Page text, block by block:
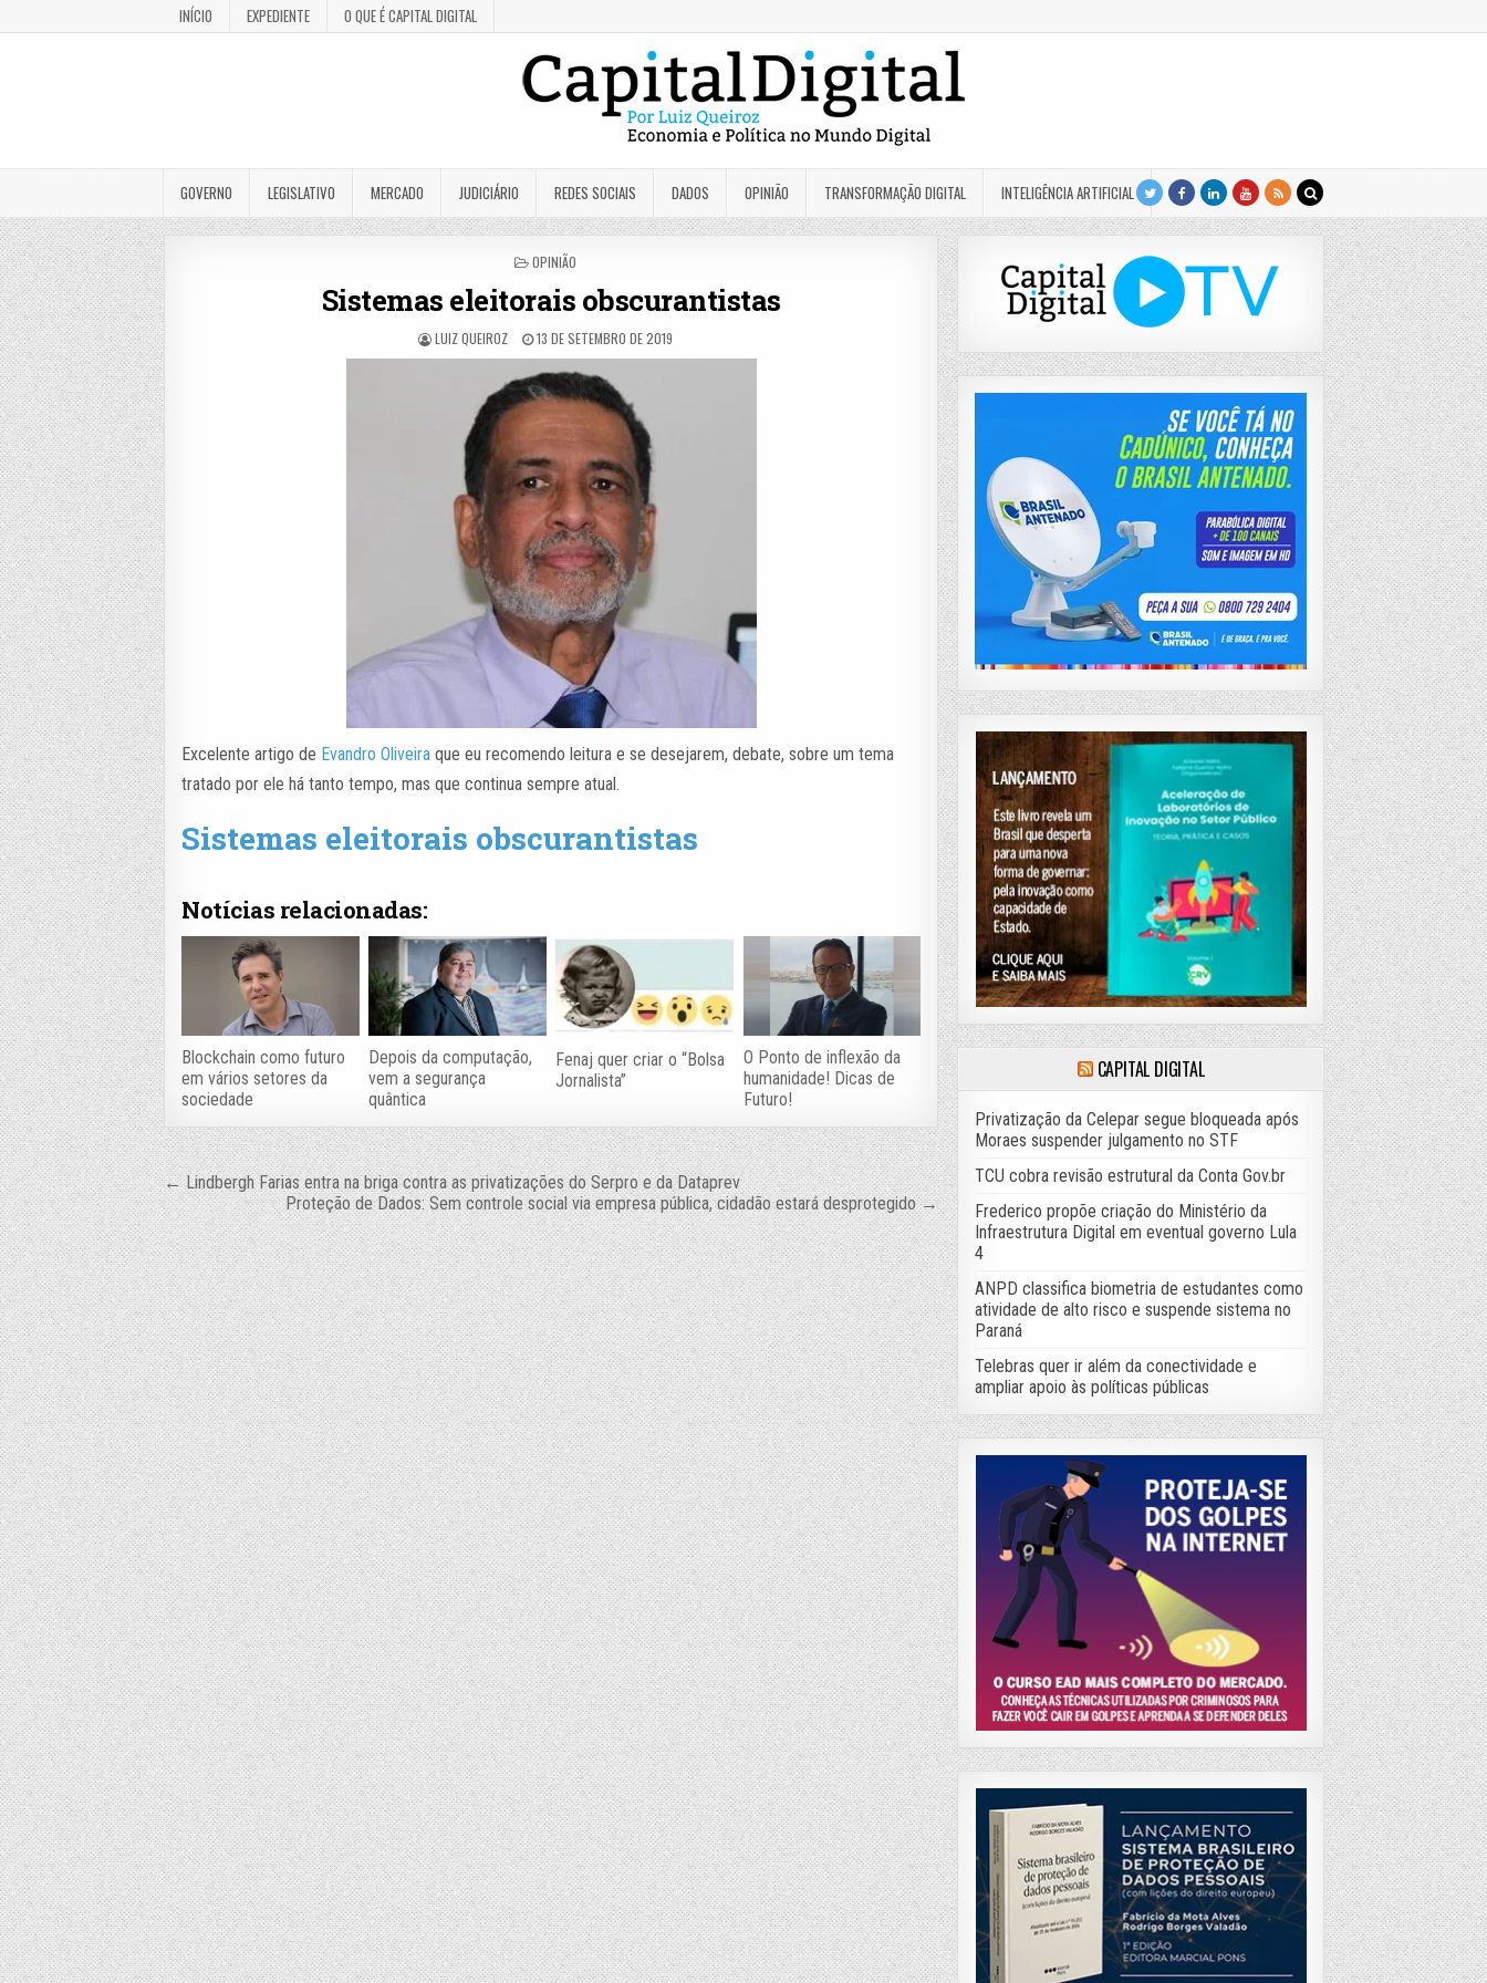
INÍCIO EXPEDIENTE O QUE É CAPITAL DIGITAL
GOVERNO LEGISLATIVO MERCADO JUDICIÁRIO REDES SOCIAIS DADOS OPINIÃO TRANSFORMAÇÃO DIGITAL INTELIGÊNCIA ARTIFICIAL
POSTED
OPINIÃO
Sistemas eleitorais obscurantistas
LUIZ QUEIROZ 13 DE SETEMBRO DE 2019
Excelente artigo de Evandro Oliveira que eu recomendo leitura e se desejarem, debate, sobre um tema
tratado por ele há tanto tempo, mas que continua sempre atual.
Sistemas eleitorais obscurantistas
Notícias relacionadas:
Blockchain como futuro
em vários setores da
sociedade
Depois da computação,
vem a segurança
quântica
Fenaj quer criar o “Bolsa
Jornalista”
O Ponto de inflexão da
humanidade! Dicas de
Futuro!
Navegação
de
Post
← Lindbergh Farias entra na briga contra as privatizações do Serpro e da Dataprev
Proteção de Dados: Sem controle social via empresa pública, cidadão estará desprotegido →
CAPITAL DIGITAL
Privatização da Celepar segue bloqueada após
Moraes suspender julgamento no STF
TCU cobra revisão estrutural da Conta Gov.br
Frederico propõe criação do Ministério da
Infraestrutura Digital em eventual governo Lula
4
ANPD classifica biometria de estudantes como
atividade de alto risco e suspende sistema no
Paraná
Telebras quer ir além da conectividade e
ampliar apoio às políticas públicas